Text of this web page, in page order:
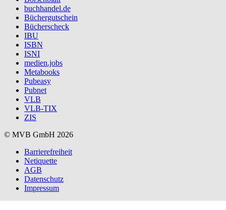
buchhandel.de
Büchergutschein
Bücherscheck
IBU
ISBN
ISNI
medien.jobs
Metabooks
Pubeasy
Pubnet
VLB
VLB-TIX
ZIS
© MVB GmbH 2026
Barrierefreiheit
Netiquette
AGB
Datenschutz
Impressum